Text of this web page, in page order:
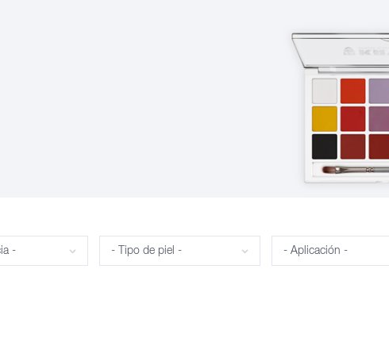
Tipo de piel Aplicación